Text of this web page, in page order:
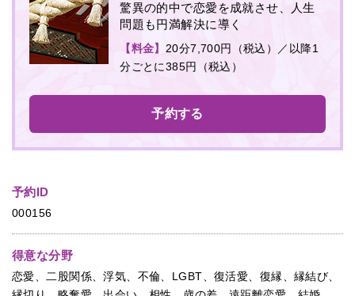
驚異の的中で恋愛を成就させ、人生
問題も円満解決に導く
【料金】 20分7,700円（税込）／以降1
分ごとに385円（税込）
予約する
予約ID
000156
得意な分野
恋愛、二股関係、浮気、不倫、LGBT、復活愛、復縁、縁結び、